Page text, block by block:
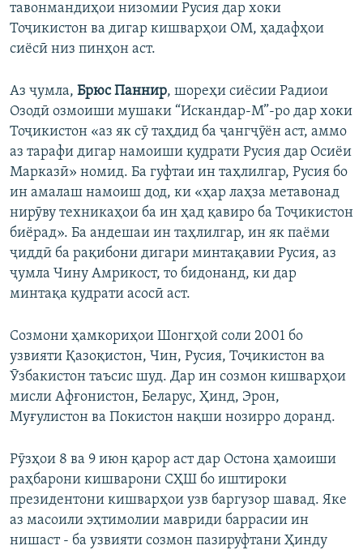
тавонмандиҳои низомии Русия дар хоки
Тоҷикистон ва дигар кишварҳои ОМ, ҳадафҳои
сиёсӣ низ пинҳон аст.
Аз ҷумла, Брюс Паннир, шореҳи сиёсии Радиои
Озодӣ озмоиши мушаки “Искандар-М”-ро дар хоки
Тоҷикистон «аз як сӯ таҳдид ба ҷангҷӯён аст, аммо
аз тарафи дигар намоиши қудрати Русия дар Осиёи
Марказӣ» номид. Ба гуфтаи ин таҳлилгар, Русия бо
ин амалаш намоиш дод, ки «ҳар лаҳза метавонад
нирӯву техникаҳои ба ин ҳад қавиро ба Тоҷикистон
биёрад». Ба андешаи ин таҳлилгар, ин як паёми
ҷиддӣ ба рақибони дигари минтақавии Русия, аз
ҷумла Чину Амрикост, то бидонанд, ки дар
минтақа қудрати асосӣ аст.
Созмони ҳамкориҳои Шонгҳой соли 2001 бо
узвияти Қазоқистон, Чин, Русия, Тоҷикистон ва
Ӯзбакистон таъсис шуд. Дар ин созмон кишварҳои
мисли Афғонистон, Беларус, Ҳинд, Эрон,
Муғулистон ва Покистон нақши нозирро доранд.
Рӯзҳои 8 ва 9 июн қарор аст дар Остона ҳамоиши
раҳбарони кишварони СҲШ бо иштироки
президентони кишварҳои узв баргузор шавад. Яке
аз масоили эҳтимолии мавриди баррасии ин
нишаст - ба узвияти созмон пазируфтани Ҳинду